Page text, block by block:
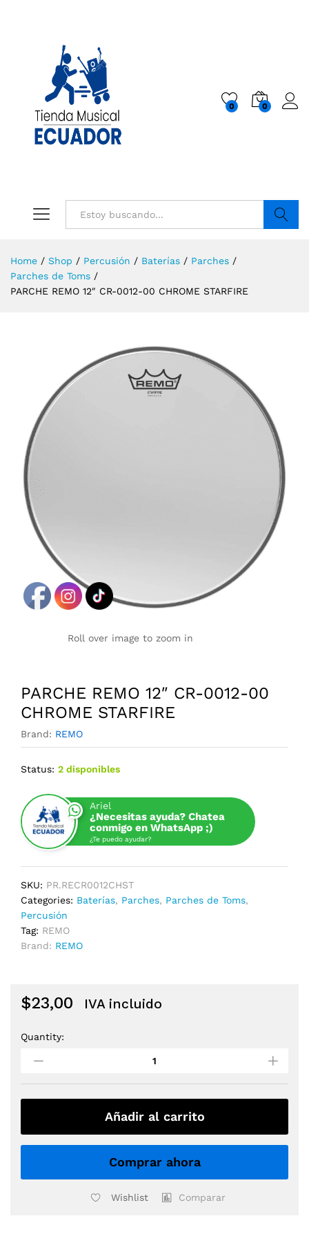
0 0
Home / Shop / Percusión / Baterías / Parches /
Parches de Toms /
PARCHE REMO 12″ CR-0012-00 CHROME STARFIRE
Roll over image to zoom in
PARCHE REMO 12″ CR-0012-00
CHROME STARFIRE
Brand: REMO
Status: 2 disponibles
Ariel
¿Necesitas ayuda? Chatea
conmigo en WhatsApp ;)
¿Te puedo ayudar?
SKU: PR.RECR0012CHST
Categories: Baterías, Parches, Parches de Toms,
Percusión
Tag: REMO
Brand: REMO
$23,00 IVA incluido
PARCHE
CR-
0012-
STARFIRE
Quantity:
Añadir al carrito
Comprar ahora
Wishlist Comparar